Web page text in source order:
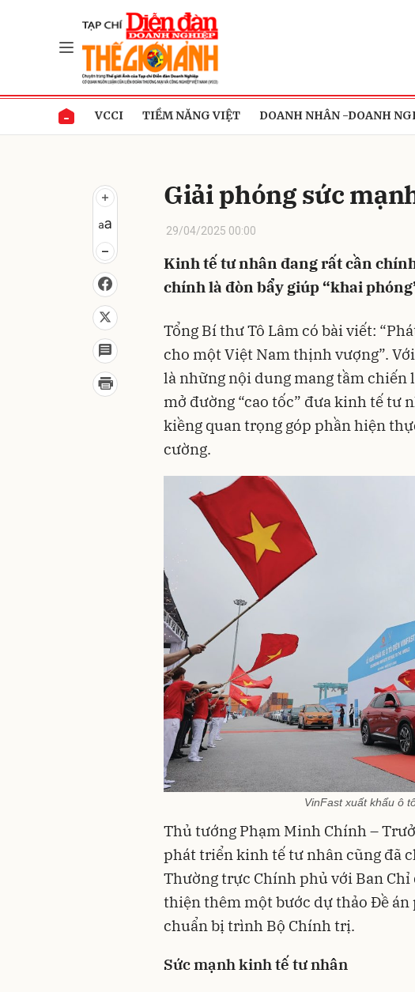
VCCI TIỀM NĂNG VIỆT DOANH NHÂN -DOANH
Giải phóng sức
29/04/2025 00:00
Kinh tế tư nhân đang rất cần
chính là đòn bẩy giúp “khai
Tổng Bí thư Tô Lâm có bài viết:
cho một Việt Nam thịnh vượng”.
là những nội dung mang tầm chiến
mở đường “cao tốc” đưa kinh tế tư
kiềng quan trọng góp phần hiện
cường.
VinFast xuất khẩu ô
Thủ tướng Phạm Minh Chính –
phát triển kinh tế tư nhân cũng đã
Thường trực Chính phủ với Ban
thiện thêm một bước dự thảo Đề
chuẩn bị trình Bộ Chính trị.
Sức mạnh kinh tế tư nhân